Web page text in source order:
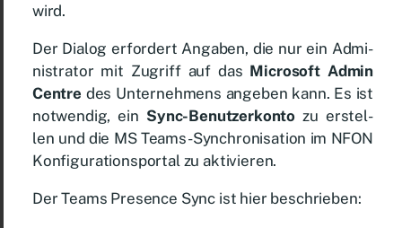
wird.
Der Dia­log er­for­dert An­ga­ben, die nur ein Ad­mi­
nis­tra­tor mit Zu­griff auf das Mi­cro­soft Ad­min
Cent­re des Un­ter­neh­mens an­ge­ben kann. Es ist
not­wen­dig, ein Sync-Be­nut­zer­kon­to zu er­stel­
len und die MS Teams-Syn­chro­ni­sa­ti­on im NFON
Kon­fi­gu­ra­ti­ons­por­tal zu ak­ti­vie­ren.
Der Teams Pre­sence Sync ist hier be­schrie­ben: